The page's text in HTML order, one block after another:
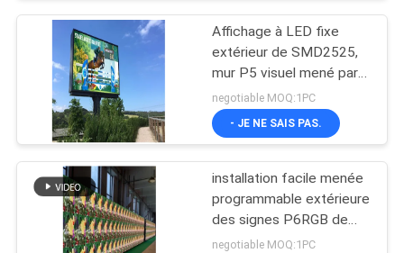
PRIVACY
POLICY
Affichage à LED Fixe
extérieur
29
Affichage à LED fixe
extérieur de SMD2525,
mur P5 visuel mené par
haute résolution
negotiable MOQ:1PC
- JE NE SAIS PAS.
installation facile menée
programmable extérieure
des signes P6RGB de
160x320mm
negotiable MOQ:1PC